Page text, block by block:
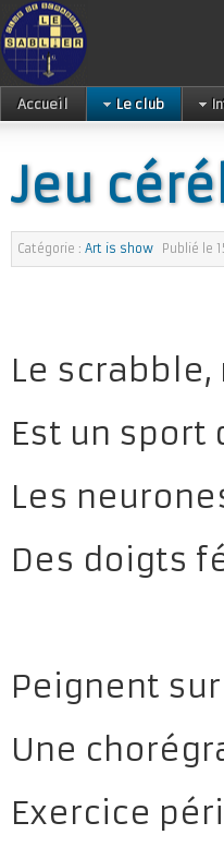
Accueil Le club
Jeu
Catégorie : Art is show Publié le
Le
Est un sport
Les
Des doigts
Peignent
Une
Exercice